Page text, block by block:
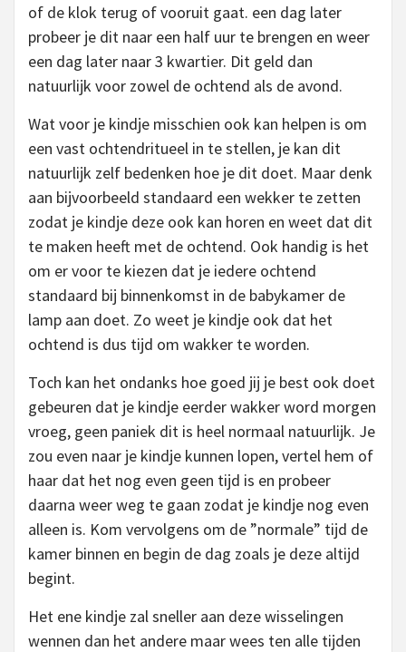
of de klok terug of vooruit gaat. een dag later
probeer je dit naar een half uur te brengen en weer
een dag later naar 3 kwartier. Dit geld dan
natuurlijk voor zowel de ochtend als de avond.
Wat voor je kindje misschien ook kan helpen is om
een vast ochtendritueel in te stellen, je kan dit
natuurlijk zelf bedenken hoe je dit doet. Maar denk
aan bijvoorbeeld standaard een wekker te zetten
zodat je kindje deze ook kan horen en weet dat dit
te maken heeft met de ochtend. Ook handig is het
om er voor te kiezen dat je iedere ochtend
standaard bij binnenkomst in de babykamer de
lamp aan doet. Zo weet je kindje ook dat het
ochtend is dus tijd om wakker te worden.
Toch kan het ondanks hoe goed jij je best ook doet
gebeuren dat je kindje eerder wakker word morgen
vroeg, geen paniek dit is heel normaal natuurlijk. Je
zou even naar je kindje kunnen lopen, vertel hem of
haar dat het nog even geen tijd is en probeer
daarna weer weg te gaan zodat je kindje nog even
alleen is. Kom vervolgens om de ”normale” tijd de
kamer binnen en begin de dag zoals je deze altijd
begint.
Het ene kindje zal sneller aan deze wisselingen
wennen dan het andere maar wees ten alle tijden